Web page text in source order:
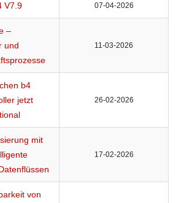
V7.9 07-04-2026
–
und
11-03-2026
b4
jetzt
26-02-2026
mit
17-02-2026
von